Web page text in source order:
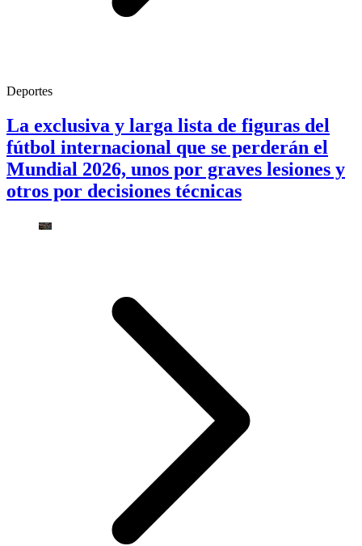
Deportes
La exclusiva y larga lista de figuras del
fútbol internacional que se perderán el
Mundial 2026, unos por graves lesiones y
otros por decisiones técnicas